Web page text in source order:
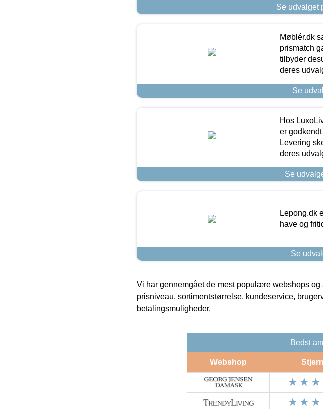
Se udvalget
Møblér.dk
prismatch
tilbyder
deres
Se
Hos
er
Levering
deres
Se
Lepong.dk
have og
Se
Vi har gennemgået de mest populære webshops
prisniveau, sortimentstørrelse, kundeservice,
betalingsmuligheder.
Bedst
Webshop